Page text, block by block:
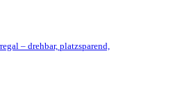
– drehbar, platzsparend,